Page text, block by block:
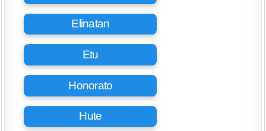
Elinatan
Etu
Honorato
Hute